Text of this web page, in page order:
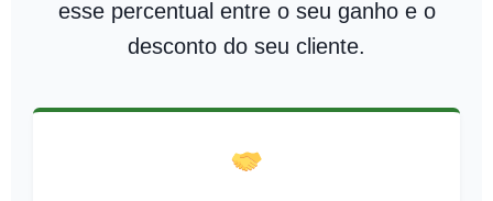
esse percentual entre o seu ganho e o
desconto do seu cliente.